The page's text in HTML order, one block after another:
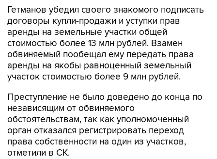
Гетманов убедил своего знакомого подписать
договоры купли-продажи и уступки прав
аренды на земельные участки общей
стоимостью более 13 млн рублей. Взамен
обвиняемый пообещал ему передать права
аренды на якобы равноценный земельный
участок стоимостью более 9 млн рублей.
Преступление не было доведено до конца по
независящим от обвиняемого
обстоятельствам, так как уполномоченный
орган отказался регистрировать переход
права собственности на один из участков,
отметили в СК.